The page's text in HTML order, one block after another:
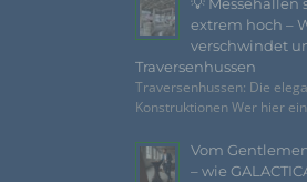
💡 Messehallen
extrem hoch –
verschwindet
Traversenhussen
Traversenhussen: Die
Konstruktionen Wer hier
Vom
– wie